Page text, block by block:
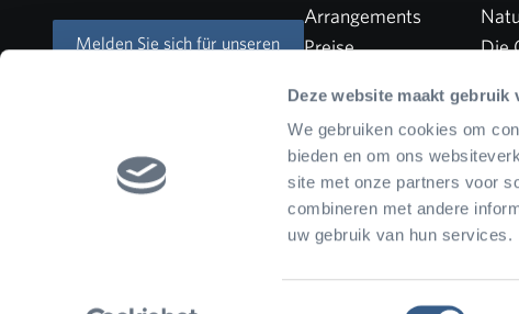
Deze website maakt gebruik
We gebruiken cookies om
bieden en om ons
site met onze partners voor
combineren met andere
uw gebruik van hun services.
Toestemmingsselectie
Melden Sie sich für unseren
Arrangements
Preise
Einrichtungen
Die
Haustiere sind nicht erlaubt